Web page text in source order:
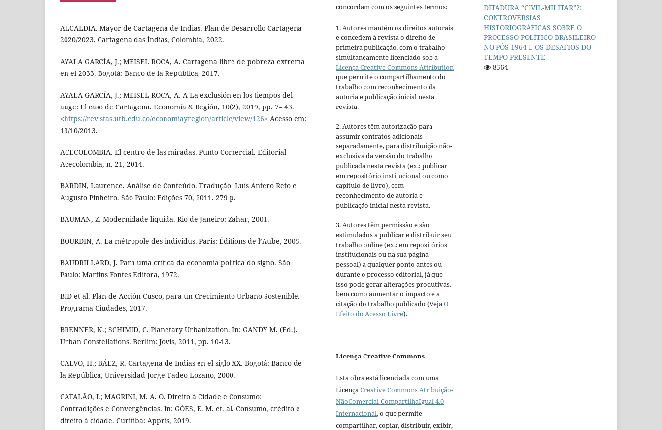
ALCALDIA. Mayor de Cartagena de Indias. Plan de Desarrollo Cartagena
2020/2023. Cartagena das Índias, Colombia, 2022.
AYALA GARCÍA, J.; MEISEL ROCA, A. Cartagena libre de pobreza extrema
en el 2033. Bogotá: Banco de la República, 2017.
AYALA GARCÍA, J.; MEISEL ROCA, A. A La exclusión en los tiempos del
auge: El caso de Cartagena. Economía & Región, 10(2), 2019, pp. 7– 43.
<https://revistas.utb.edu.co/economiayregion/article/view/126> Acesso em:
13/10/2013.
ACECOLOMBIA. El centro de las miradas. Punto Comercial. Editorial
Acecolombia, n. 21, 2014.
BARDIN, Laurence. Análise de Conteúdo. Tradução: Luís Antero Reto e
Augusto Pinheiro. São Paulo: Edições 70, 2011. 279 p.
BAUMAN, Z. Modernidade líquida. Rio de Janeiro: Zahar, 2001.
BOURDIN, A. La métropole des individus. Paris: Éditions de l’Aube, 2005.
BAUDRILLARD, J. Para uma crítica da economia política do signo. São
Paulo: Martins Fontes Editora, 1972.
BID et al. Plan de Acción Cusco, para un Crecimiento Urbano Sostenible.
Programa Ciudades, 2017.
BRENNER, N.; SCHIMID, C. Planetary Urbanization. In: GANDY M. (Ed.).
Urban Constellations. Berlim: Jovis, 2011, pp. 10-13.
CALVO, H.; BÁEZ, R. Cartagena de Indias en el siglo XX. Bogotá: Banco de
la República, Universidad Jorge Tadeo Lozano, 2000.
CATALÃO, I.; MAGRINI, M. A. O. Direito à Cidade e Consumo:
Contradições e Convergências. In: GÓES, E. M. et. al. Consumo, crédito e
direito à cidade. Curitiba: Appris, 2019.
concordam com os seguintes termos:
1. Autores mantém os direitos autorais
e concedem à revista o direito de
primeira publicação, com o trabalho
simultaneamente licenciado sob a
Licença Creative Commons Attribution
que permite o compartilhamento do
trabalho com reconhecimento da
autoria e publicação inicial nesta
revista.
2. Autores têm autorização para
assumir contratos adicionais
separadamente, para distribuição não-
exclusiva da versão do trabalho
publicada nesta revista (ex.: publicar
em repositório institucional ou como
capítulo de livro), com
reconhecimento de autoria e
publicação inicial nesta revista.
3. Autores têm permissão e são
estimulados a publicar e distribuir seu
trabalho online (ex.: em repositórios
institucionais ou na sua página
pessoal) a qualquer ponto antes ou
durante o processo editorial, já que
isso pode gerar alterações produtivas,
bem como aumentar o impacto e a
citação do trabalho publicado (VejaO
Efeito do Acesso Livre).
Licença Creative Commons
Esta obra está licenciada com uma
LicençaCreative Commons Atribuição-
NãoComercial-CompartilhaIgual 4.0
Internacional, o que permite
compartilhar, copiar, distribuir, exibir,
DITADURA “CIVIL-MILITAR”?:
CONTROVÉRSIAS
HISTORIOGRÁFICAS SOBRE O
PROCESSO POLÍTICO BRASILEIRO
NO PÓS-1964 E OS DESAFIOS DO
TEMPO PRESENTE
8564